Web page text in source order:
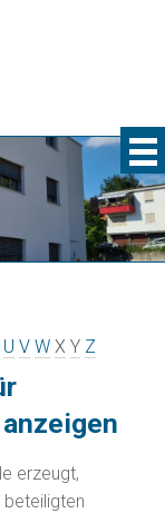
U V W X Y Z
erzeugt,
beteiligten